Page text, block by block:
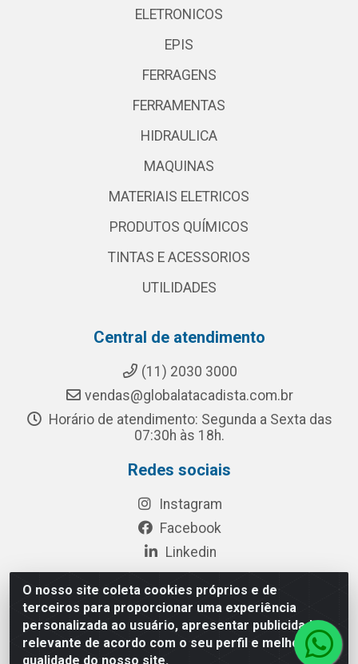
O nosso site coleta cookies próprios e de
terceiros para proporcionar uma experiência
personalizada ao usuário, apresentar publicidade
relevante de acordo com o seu perfil e melhorar a
qualidade do nosso site.
ELETRONICOS
EPIS
FERRAGENS
FERRAMENTAS
HIDRAULICA
MAQUINAS
MATERIAIS ELETRICOS
PRODUTOS QUÍMICOS
TINTAS E ACESSORIOS
UTILIDADES
Central de atendimento
(11) 2030 3000
vendas@globalatacadista.com.br
Horário de atendimento: Segunda a Sexta das
07:30h às 18h.
Redes sociais
Instagram
Facebook
Linkedin
Rua Chipuê, 117 - S. Miguel Paulista São Paulo/SP - CEP
08010-260- CNPJ: 03.010.739/0001-72